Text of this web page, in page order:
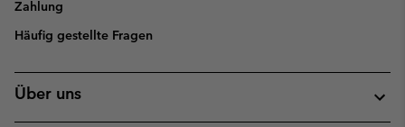
Zahlung
Häufig gestellte Fragen
Über uns